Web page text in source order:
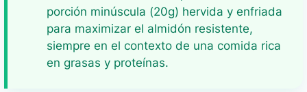
porción minúscula (20g) hervida y enfriada
para maximizar el almidón resistente,
siempre en el contexto de una comida rica
en grasas y proteínas.